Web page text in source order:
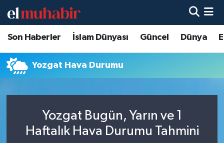
Son Haberler İslam Dünyası Güncel Dünya
Yozgat Hava Durumu
Yozgat Bugün, Yarın ve 1
Haftalık Hava Durumu Tahmini
Hava Durumu
Trafik Durumu
Tüm Manşetler